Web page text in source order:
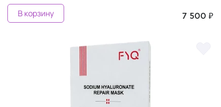
7 500 ₽
В корзину